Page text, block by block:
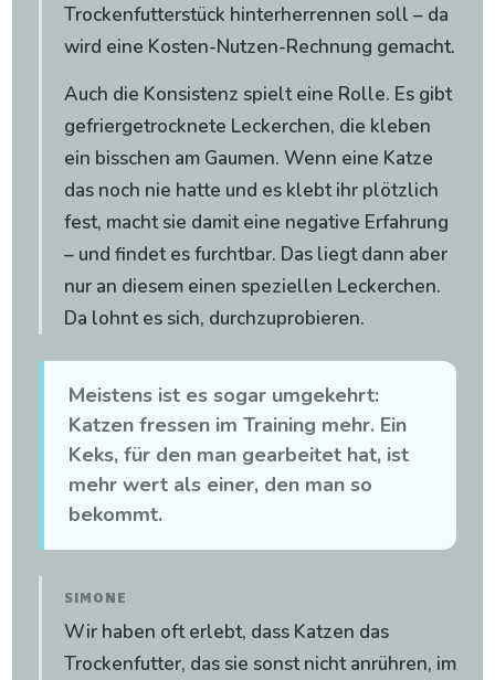
Trockenfutterstück hinterherrennen soll – da
wird eine Kosten-Nutzen-Rechnung gemacht.
Auch die Konsistenz spielt eine Rolle. Es gibt
gefriergetrocknete Leckerchen, die kleben
ein bisschen am Gaumen. Wenn eine Katze
das noch nie hatte und es klebt ihr plötzlich
fest, macht sie damit eine negative Erfahrung
– und findet es furchtbar. Das liegt dann aber
nur an diesem einen speziellen Leckerchen.
Da lohnt es sich, durchzuprobieren.
Meistens ist es sogar umgekehrt:
Katzen fressen im Training mehr. Ein
Keks, für den man gearbeitet hat, ist
mehr wert als einer, den man so
bekommt.
SIMONE
Wir haben oft erlebt, dass Katzen das
Trockenfutter, das sie sonst nicht anrühren, im